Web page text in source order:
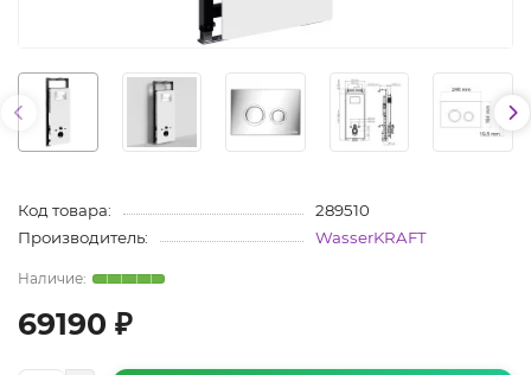
Код товара:
289510
Производитель:
WasserKRAFT
69190 ₽